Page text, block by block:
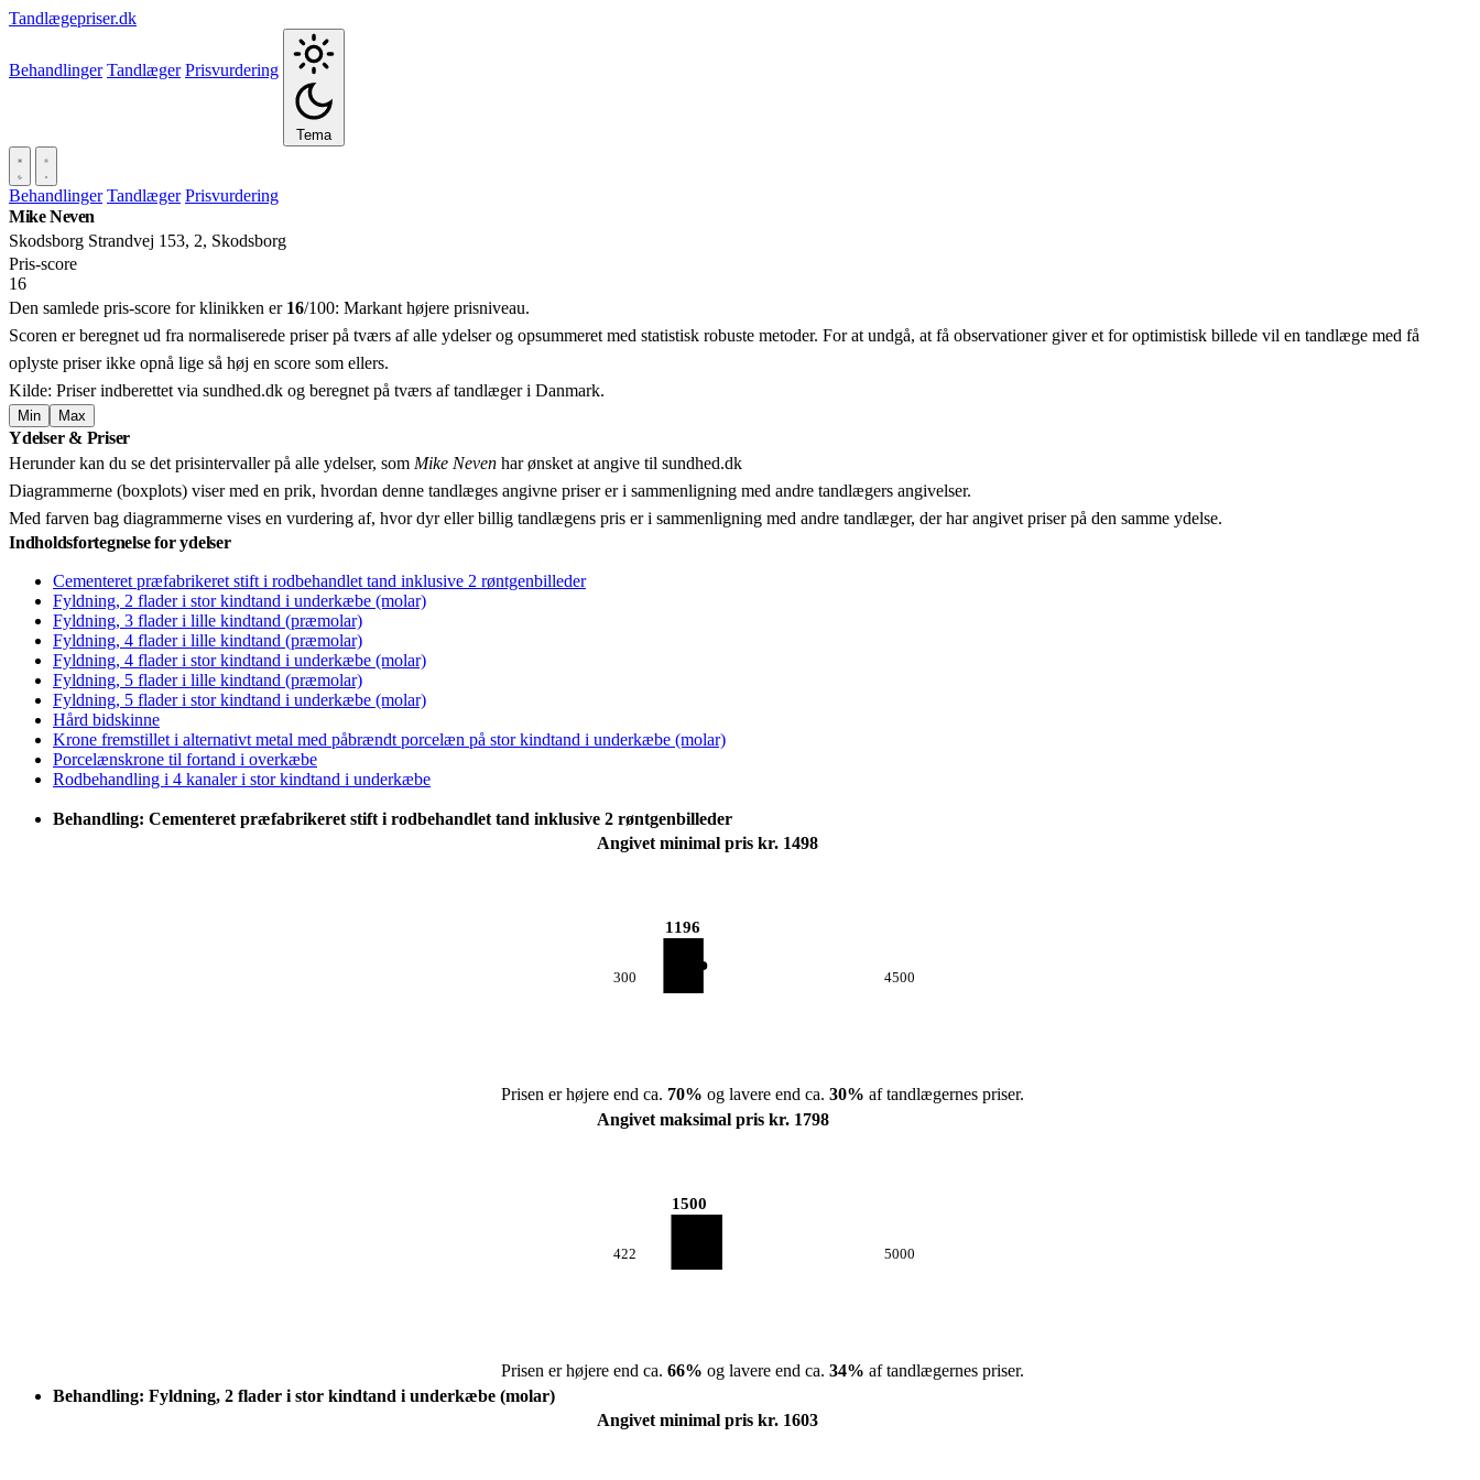
Tandlægepriser.dk
Behandlinger Tandlæger Prisvurdering
Tema
Behandlinger Tandlæger Prisvurdering
Mike Neven
Skodsborg Strandvej 153, 2, Skodsborg
Pris‑score
16
Den samlede pris-score for klinikken er 16/100: Markant højere prisniveau.
Scoren er beregnet ud fra normaliserede priser på tværs af alle ydelser og opsummeret med statistisk robuste metoder. For at undgå, at få observationer giver et for optimistisk billede vil en tandlæge med få
oplyste priser ikke opnå lige så høj en score som ellers.
Kilde: Priser indberettet via sundhed.dk og beregnet på tværs af tandlæger i Danmark.
Min Max
+
−
Ydelser & Priser
Herunder kan du se det prisintervaller på alle ydelser, som Mike Neven har ønsket at angive til sundhed.dk
Diagrammerne (boxplots) viser med en prik, hvordan denne tandlæges angivne priser er i sammenligning med andre tandlægers angivelser.
Med farven bag diagrammerne vises en vurdering af, hvor dyr eller billig tandlægens pris er i sammenligning med andre tandlæger, der har angivet priser på den samme ydelse.
Indholdsfortegnelse for ydelser
Cementeret præfabrikeret stift i rodbehandlet tand inklusive 2 røntgenbilleder
Fyldning, 2 flader i stor kindtand i underkæbe (molar)
Fyldning, 3 flader i lille kindtand (præmolar)
Fyldning, 4 flader i lille kindtand (præmolar)
Fyldning, 4 flader i stor kindtand i underkæbe (molar)
Fyldning, 5 flader i lille kindtand (præmolar)
Fyldning, 5 flader i stor kindtand i underkæbe (molar)
Hård bidskinne
Krone fremstillet i alternativt metal med påbrændt porcelæn på stor kindtand i underkæbe (molar)
Porcelænskrone til fortand i overkæbe
Rodbehandling i 4 kanaler i stor kindtand i underkæbe
Behandling: Cementeret præfabrikeret stift i rodbehandlet tand inklusive 2 røntgenbilleder
Angivet minimal pris kr. 1498
300
1196
4500
Prisen er højere end ca. 70% og lavere end ca. 30% af tandlægernes priser.
Angivet maksimal pris kr. 1798
422
1500
5000
Prisen er højere end ca. 66% og lavere end ca. 34% af tandlægernes priser.
Behandling: Fyldning, 2 flader i stor kindtand i underkæbe (molar)
Angivet minimal pris kr. 1603